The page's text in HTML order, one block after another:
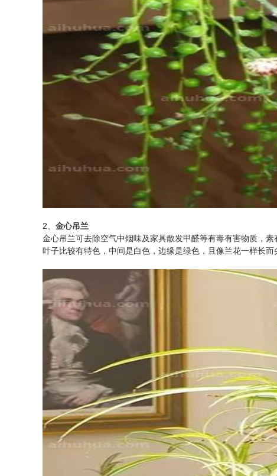
2、 金心吊兰
金心吊兰可去除空气中烟味及家具散发甲醛等有毒有害物质，素
叶子比较有特色，中间是白色，边缘是绿色，且像兰花一样长